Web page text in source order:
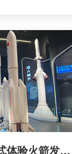
中国航天博物馆开馆 可沉浸式体验火箭发射现场